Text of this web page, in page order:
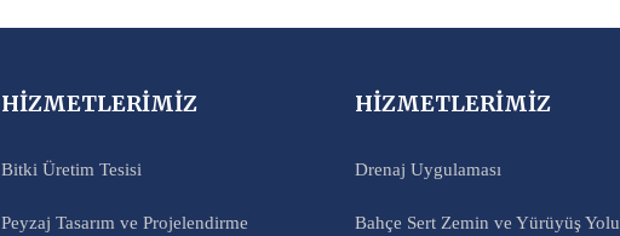
HİZMETLERİMİZ
Bitki Üretim Tesisi
Peyzaj Tasarım ve Projelendirme
HİZMETLERİMİZ
Drenaj Uygulaması
Bahçe Sert Zemin ve Yürüyüş Yolu